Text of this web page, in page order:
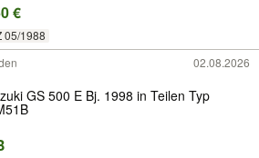
€
05/1988
02.08.2026
500 E Bj. 1998 in Teilen Typ